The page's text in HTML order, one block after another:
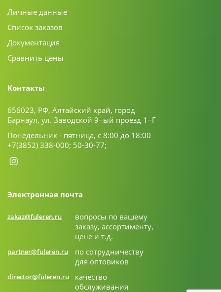
Личные данные
Список заказов
Документация
Сравнить цены
Контакты
656023, РФ, Алтайский край, город
Барнаул, ул. Заводской 9−ый проезд 1−Г
Понедельник - пятница, с 8:00 до 18:00
+7(3852) 338-000; 50-30-77;
Электронная почта
zakaz@fuleren.ru
вопросы по вашему
заказу, ассортименту,
цене и т.д.
partner@fuleren.ru
по сотрудничеству
для оптовиков
director@fuleren.ru
качество
обслуживания